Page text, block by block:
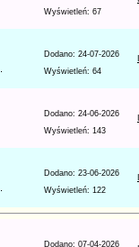
Wyświetleń: 67
Dodano: 24-07-2026
Wyświetleń: 64
Dodano: 24-06-2026
Wyświetleń: 143
Dodano: 23-06-2026
Wyświetleń: 122
Dodano: 07-04-2026